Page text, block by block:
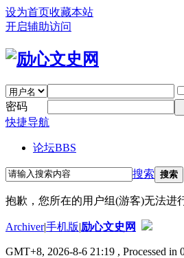
设为首页收藏本站
开启辅助访问
密码
快捷导航
论坛BBS
搜索 搜索
抱歉，您所在的用户组(游客)无法进
Archiver|手机版|励心文史网
GMT+8, 2026-8-6 21:19 , Processed in